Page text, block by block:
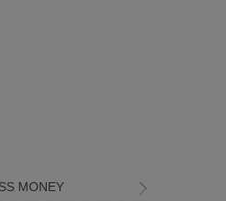
MONEY